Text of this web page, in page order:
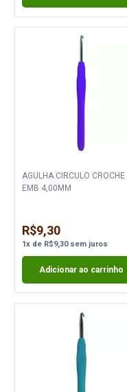
AGULHA CIRCULO CROCHE
EMB 4,00MM
R$9,30
1x de R$9,30sem juros
Adicionar ao carrinho